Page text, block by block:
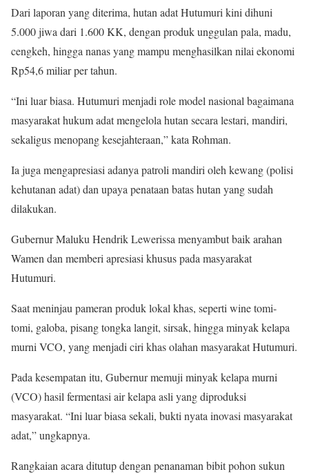
Dari laporan yang diterima, hutan adat Hutumuri kini dihuni
5.000 jiwa dari 1.600 KK, dengan produk unggulan pala, madu,
cengkeh, hingga nanas yang mampu menghasilkan nilai ekonomi
Rp54,6 miliar per tahun.
“Ini luar biasa. Hutumuri menjadi role model nasional bagaimana
masyarakat hukum adat mengelola hutan secara lestari, mandiri,
sekaligus menopang kesejahteraan,” kata Rohman.
Ia juga mengapresiasi adanya patroli mandiri oleh kewang (polisi
kehutanan adat) dan upaya penataan batas hutan yang sudah
dilakukan.
Gubernur Maluku Hendrik Lewerissa menyambut baik arahan
Wamen dan memberi apresiasi khusus pada masyarakat
Hutumuri.
Saat meninjau pameran produk lokal khas, seperti wine tomi-
tomi, galoba, pisang tongka langit, sirsak, hingga minyak kelapa
murni VCO, yang menjadi ciri khas olahan masyarakat Hutumuri.
Pada kesempatan itu, Gubernur memuji minyak kelapa murni
(VCO) hasil fermentasi air kelapa asli yang diproduksi
masyarakat. “Ini luar biasa sekali, bukti nyata inovasi masyarakat
adat,” ungkapnya.
Rangkaian acara ditutup dengan penanaman bibit pohon sukun